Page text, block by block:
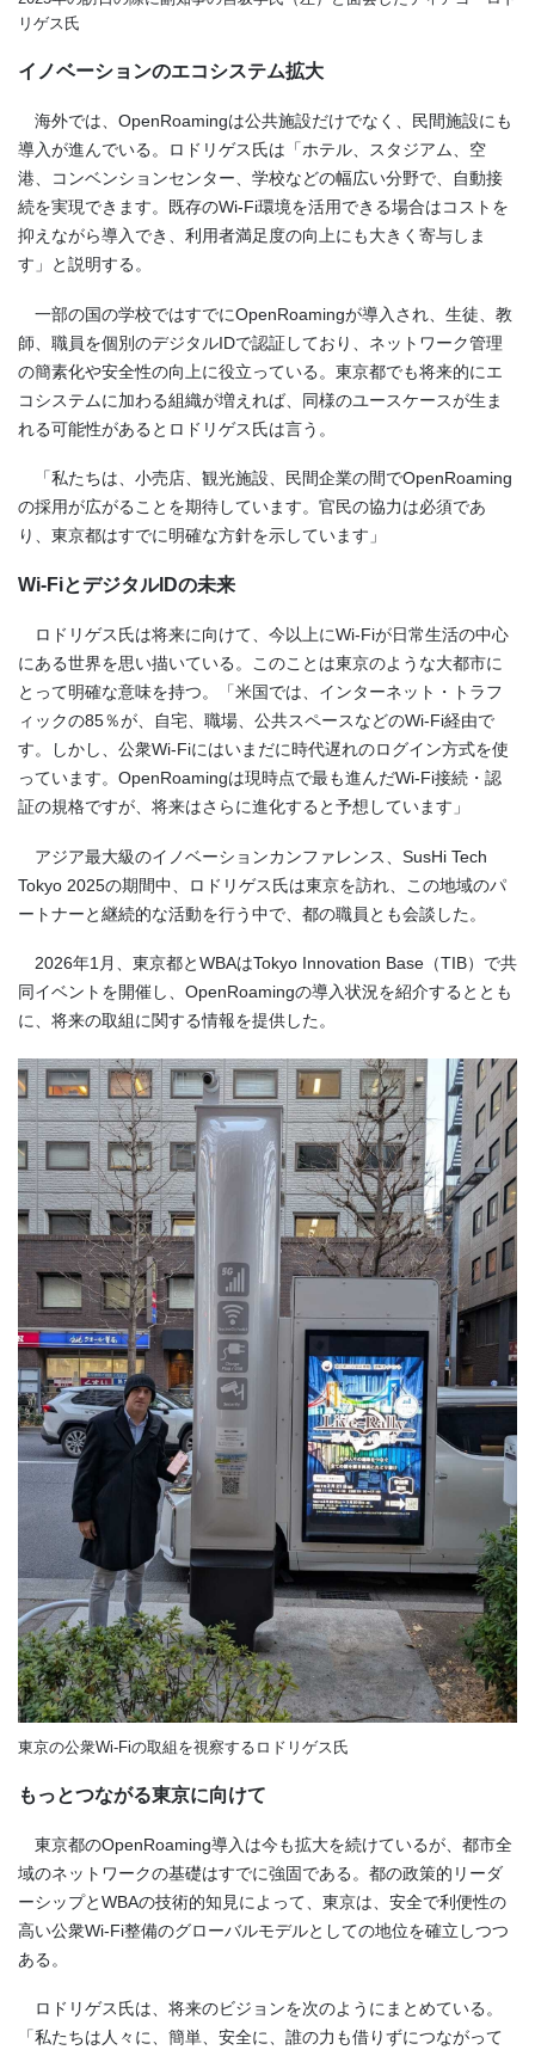
リゲス氏
イノベーションのエコシステム拡大
海外では、OpenRoamingは公共施設だけでなく、民間施設にも
導入が進んでいる。ロドリゲス氏は「ホテル、スタジアム、空
港、コンベンションセンター、学校などの幅広い分野で、自動接
続を実現できます。既存のWi-Fi環境を活用できる場合はコストを
抑えながら導入でき、利用者満足度の向上にも大きく寄与しま
す」と説明する。
一部の国の学校ではすでにOpenRoamingが導入され、生徒、教
師、職員を個別のデジタルIDで認証しており、ネットワーク管理
の簡素化や安全性の向上に役立っている。東京都でも将来的にエ
コシステムに加わる組織が増えれば、同様のユースケースが生ま
れる可能性があるとロドリゲス氏は言う。
「私たちは、小売店、観光施設、民間企業の間でOpenRoaming
の採用が広がることを期待しています。官民の協力は必須であ
り、東京都はすでに明確な方針を示しています」
Wi-FiとデジタルIDの未来
ロドリゲス氏は将来に向けて、今以上にWi-Fiが日常生活の中心
にある世界を思い描いている。このことは東京のような大都市に
とって明確な意味を持つ。「米国では、インターネット・トラフ
ィックの85％が、自宅、職場、公共スペースなどのWi-Fi経由で
す。しかし、公衆Wi-Fiにはいまだに時代遅れのログイン方式を使
っています。OpenRoamingは現時点で最も進んだWi-Fi接続・認
証の規格ですが、将来はさらに進化すると予想しています」
アジア最大級のイノベーションカンファレンス、SusHi Tech
Tokyo 2025の期間中、ロドリゲス氏は東京を訪れ、この地域のパ
ートナーと継続的な活動を行う中で、都の職員とも会談した。
2026年1月、東京都とWBAはTokyo Innovation Base（TIB）で共
同イベントを開催し、OpenRoamingの導入状況を紹介するととも
に、将来の取組に関する情報を提供した。
東京の公衆Wi-Fiの取組を視察するロドリゲス氏
もっとつながる東京に向けて
東京都のOpenRoaming導入は今も拡大を続けているが、都市全
域のネットワークの基礎はすでに強固である。都の政策的リーダ
ーシップとWBAの技術的知見によって、東京は、安全で利便性の
高い公衆Wi-Fi整備のグローバルモデルとしての地位を確立しつつ
ある。
ロドリゲス氏は、将来のビジョンを次のようにまとめている。
「私たちは人々に、簡単、安全に、誰の力も借りずにつながって